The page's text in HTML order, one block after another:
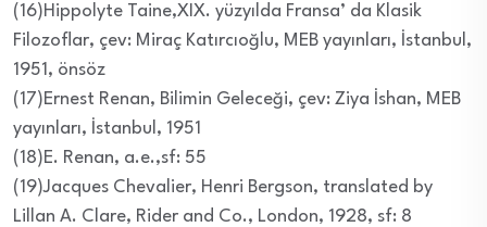
(16)Hippolyte Taine,XIX. yüzyılda Fransa’ da Klasik
Filozoflar, çev: Miraç Katırcıoğlu, MEB yayınları, İstanbul,
1951, önsöz
(17)Ernest Renan, Bilimin Geleceği, çev: Ziya İshan, MEB
yayınları, İstanbul, 1951
(18)E. Renan, a.e.,sf: 55
(19)Jacques Chevalier, Henri Bergson, translated by
Lillan A. Clare, Rider and Co., London, 1928, sf: 8